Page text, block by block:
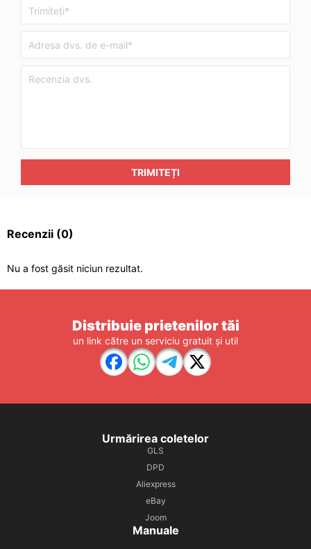
TRIMITEȚI
Recenzii (0)
Nu a fost găsit niciun rezultat.
Distribuie prietenilor tăi
un link către un serviciu gratuit și util
Urmărirea coletelor
GLS
DPD
Aliexpress
eBay
Joom
Manuale